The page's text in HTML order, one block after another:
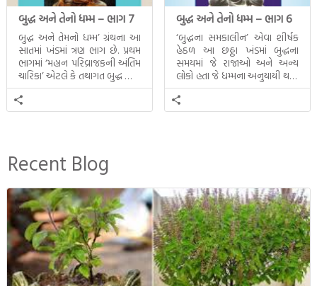
બુદ્ધ અને તેનો ધમ્મ – ભાગ 7
બુદ્ધ અને તેમનો ધમ્મ’ ગ્રંથના આ
સાતમાં ખંડમાં ત્રણ ભાગ છે. પ્રથમ
ભાગમાં ‘મહાન પરિવ્રાજકની અંતિમ
ચારિકા’ એટલે કે તથાગત બુદ્ધ સાથે
સતત પરિભ્રમણ કરતા સહચારીઓ
સાથે ફરી એકવારની
મુલાકાત, બીજા ભાગમાં તથાગતે
ઉત્તરાધિકારી તરીકે સ્થાપે છે તે
દૃશ્યો અંકિત થયાં છે. ટૂંકમાં બુદ્ધનાં
જીવનના અંતિમ દિવસોની યાત્રાનો
પરિપાક જોવા મળે.. Read More
બુદ્ધ અને તેનો ધમ્મ – ભાગ 6
‘બુદ્ધના સમકાલીન’ એવા શીર્ષક
હેઠળ આ છઠ્ઠા ખંડમાં બુદ્ધના
સમયમાં જે રાજાઓ અને અન્ય
લોકો હતા જે ધમ્મના અનુયાયી થયા.
તેમનો અને બુદ્ધ વચ્ચે થયેલો
સત્સંગ વીશે જાણકારી મળે છે.
Recent Blog